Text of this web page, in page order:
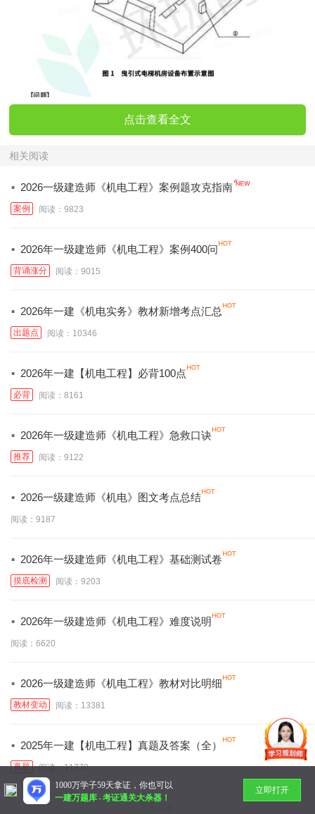
点击查看全文
相关阅读
· 2026一级建造师《机电工程》案例题攻克指南
案例 阅读：9823
· 2026年一级建造师《机电工程》案例400问
背诵涨分 阅读：9015
· 2026年一建《机电实务》教材新增考点汇总
出题点 阅读：10346
· 2026年一建【机电工程】必背100点
必背 阅读：8161
· 2026年一级建造师《机电工程》急救口诀
推荐 阅读：9122
· 2026一级建造师《机电》图文考点总结
阅读：9187
· 2026年一级建造师《机电工程》基础测试卷
摸底检测 阅读：9203
· 2026年一级建造师《机电工程》难度说明
阅读：6620
· 2026一级建造师《机电工程》教材对比明细
教材变动 阅读：13381
· 2025年一建【机电工程】真题及答案（全）
真题 阅读：11770
1000万学子59天拿证，你也可以
一建万题库-考证通关大杀器！
立即打开